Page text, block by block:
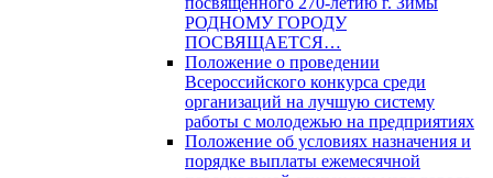
РОДНОМУ ГОРОДУ
ПОСВЯЩАЕТСЯ…
Положение о проведении
Всероссийского конкурса среди
организаций на лучшую систему
работы с молодежью на предприятиях
Положение об условиях назначения и
порядке выплаты ежемесячной